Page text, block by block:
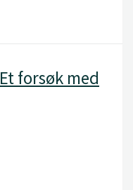
Et forsøk med